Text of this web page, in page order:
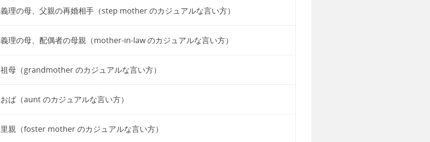
義理の母、父親の再婚相手（step mother のカジュアルな言い方）
義理の母、配偶者の母親（mother-in-law のカジュアルな言い方）
祖母（grandmother のカジュアルな言い方）
おば（aunt のカジュアルな言い方）
里親（foster mother のカジュアルな言い方）